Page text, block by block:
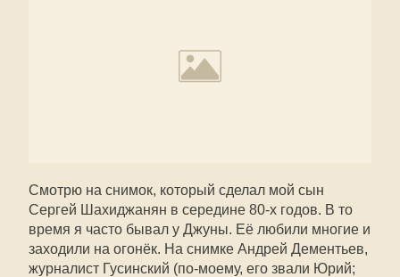
Смотрю на снимок, который сделал мой сын
Сергей Шахиджанян в середине 80-х годов. В то
время я часто бывал у Джуны. Её любили многие и
заходили на огонёк. На снимке Андрей Дементьев,
журналист Гусинский (по-моему, его звали Юрий;